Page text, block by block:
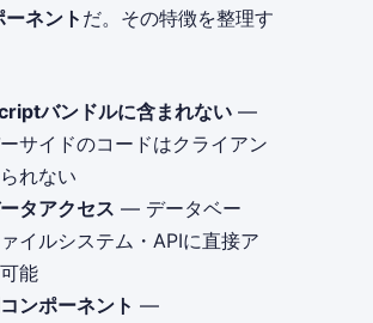
ネント だ。その特徴を整理す
バンドルに含まれない —
サイドのコードはクライアン
れない
タアクセス — データベー
イルシステム・APIに直接ア
能
ンポーネント —